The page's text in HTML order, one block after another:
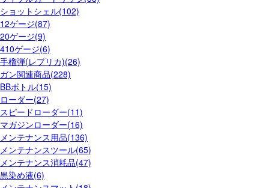
ショットシェル(102)
12ゲージ(87)
20ゲージ(9)
410ゲージ(6)
手榴弾(レプリカ)(26)
ガン関連商品(228)
BBボトル(15)
ローダー(27)
スピードローダー(11)
マガジンローダー(16)
メンテナンス用品(136)
メンテナンスツール(65)
メンテナンス消耗品(47)
黒染め液(6)